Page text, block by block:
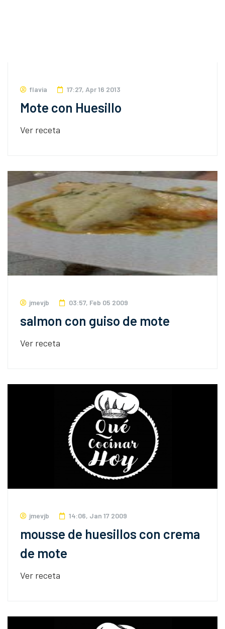
flavia 17:27, Apr 16 2013
Mote con Huesillo
Ver receta
jmevjb 03:57, Feb 05 2009
salmon con guiso de mote
Ver receta
jmevjb 14:06, Jan 17 2009
mousse de huesillos con crema
de mote
Ver receta